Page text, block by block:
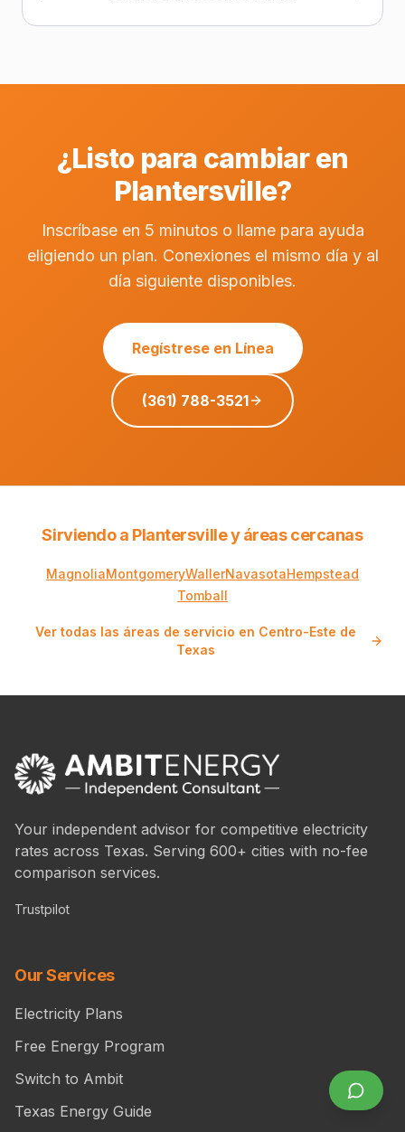
¿Listo para cambiar en
Plantersville?
Inscríbase en 5 minutos o llame para ayuda
eligiendo un plan. Conexiones el mismo día y al
día siguiente disponibles.
Regístrese en Línea
(361) 788-3521
Sirviendo a Plantersville y áreas cercanas
MagnoliaMontgomeryWallerNavasotaHempstead
Tomball
Ver todas las áreas de servicio en Centro-Este de
Texas
Your independent advisor for competitive electricity
rates across Texas. Serving 600+ cities with no-fee
comparison services.
Trustpilot
Our Services
Electricity Plans
Free Energy Program
Switch to Ambit
Texas Energy Guide